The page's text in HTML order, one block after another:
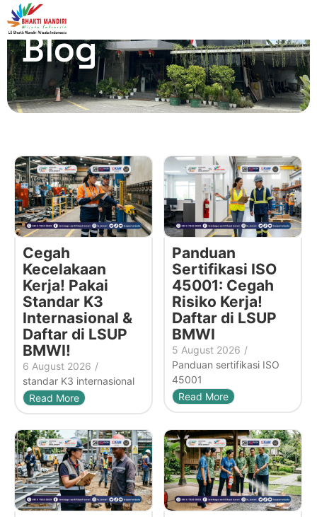
Blog
Cegah
Kecelakaan
Kerja! Pakai
Standar K3
Internasional &
Daftar di LSUP
BMWI!
6 August 2026 /
standar K3 internasional
Read More
Panduan
Sertifikasi ISO
45001: Cegah
Risiko Kerja!
Daftar di LSUP
BMWI
5 August 2026 /
Panduan sertifikasi ISO
45001
Read More